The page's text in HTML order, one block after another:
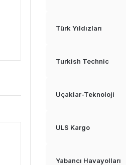
Türk Yıldızları
Turkish Technic
Uçaklar-Teknoloji
ULS Kargo
Yabancı Havayolları